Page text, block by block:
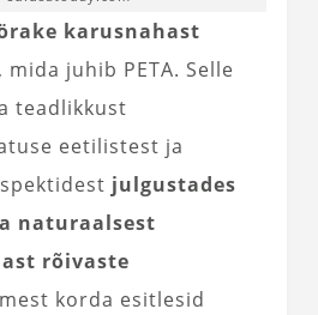
karusnahast
juhib PETA. Selle
teadlikkust
eetilistest ja
julgustades
naturaalsest
rõivaste
korda esitlesid